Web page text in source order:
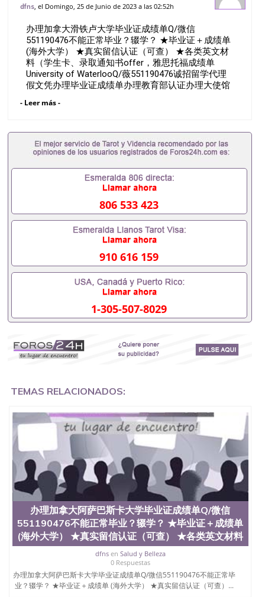
（可查） ★各类英文材料（学
dfns , el Domingo, 25 de Junio de 2023 a las 02:52h
办理加拿大滑铁卢大学毕业证成绩单Q/微信
551190476不能正常毕业？辍学？ ★毕业证＋成绩单
(海外大学） ★真实留信认证（可查） ★各类英文材
料（学生卡、录取通知书offer，雅思托福成绩单
University of WaterlooQ/薇551190476诚招留学代理
假文凭办理毕业证成绩单办理教育部认证办理大使馆
办理学历认证办理学生卡办理录取通知书办理学位证
大文凭办理德国文凭 一、快速办理材料： 1、毕业证
+成绩单+留学回国人员证明+教育部认证,录取通知
书，雅思。（全套留学回国必备证明材料，给父母及
OFFER，在读证明，学生卡等留学相关材料（申请学
校、转学，甚至是申请工签都可以用到）。 注：上述
专业，学位，毕业时间都可以根据客户要求安排。 国
内找工作假的毕业证可以用吗551190476假的毕业证
成绩单可以办学历认证吗551190476要定居国外需要
办理什么材料551190476入职事业单位/国企假的毕业
证会查吗551190476入职国企/事业单位需要些什么材
料551190476办理假毕业证在国内能用吗, 挂科拿不到
毕业证怎么办, 毕业证丢了怎么办, 没有正常毕业怎么
办理毕业证,没毕业可以办学历认证吗,您是否因为中
途辍学、挂科而没有正常毕业551190476您是否因为
递交材料不齐而被拒之门外551190476您是否因没正
常毕业而导致回国得不到教育部认证在校挂科了不想
有文凭怎么办,怎么办理本科/研究生文凭551190476
如何办理本科/硕士毕业证551190476网上买文凭可靠
作吗551190476怎么办理 外假毕业证551190476哪里
业证551190476留学生在哪里可以买假毕业证
551190476哪里可以办理加拿大毕业证551190476申
请学校办理假的毕业证成绩单可以吗551190476哪里
可以办理水印成绩单551190476哪里可以修改成绩单
GPA分数551190476假毕业证能查出来吗551190476
假文凭网上能查到吗551190476 如何拿到国外毕业证
QQ微信551190476办假大学毕业证QQ微信551190476
国外毕业证去哪认证QQ微信551190476找毕业证封皮
QQ微信551190476国外毕业证外壳定制QQ微信
551190476快速代办国外毕业证QQ微信551190476快
速拿到国外文凭QQ微信551190476国外留学文凭认证
QQ微信551190476国外文凭回国认证QQ微信
551190476泰国文凭办理QQ微信551190476法国留学
回国证明QQ微信551190476 国外烫金照片QQ微信
551190476外国文凭在中国有用吗QQ微信551190476
德国留学回国证明QQ微信551190476爱尔兰留学回国
证明QQ微信551190476国外硕士文凭办理QQ微信
- Leer más -
806 533 423
910 616 159
1-305-507-8029
TEMAS RELACIONADOS:
办理加拿大阿萨巴斯卡大学毕业证成绩单Q/微信
551190476不能正常毕业？辍学？ ★毕业证＋成绩单
(海外大学） ★真实留信认证（可查） ★各类英文材料
dfnsen Salud y Belleza
0 Respuestas
办理加拿大阿萨巴斯卡大学毕业证成绩单Q/微信551190476不能正常毕
业？辍学？ ★毕业证＋成绩单 (海外大学） ★真实留信认证（可查）...